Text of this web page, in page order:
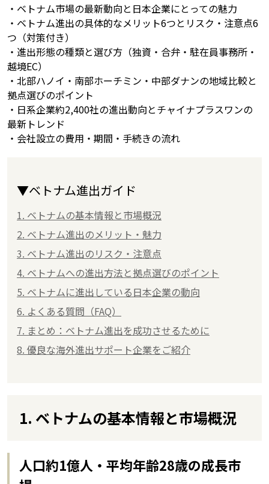
・ベトナム市場の最新動向と日本企業にとっての魅力
・ベトナム進出の具体的なメリット6つとリスク・注意点6
つ（対策付き）
・進出形態の種類と選び方（独資・合弁・駐在員事務所・
越境EC）
・北部ハノイ・南部ホーチミン・中部ダナンの地域比較と
拠点選びのポイント
・日系企業約2,400社の進出動向とチャイナプラスワンの
最新トレンド
・会社設立の費用・期間・手続きの流れ
▼ベトナム進出ガイド
1. ベトナムの基本情報と市場概況
2. ベトナム進出のメリット・魅力
3. ベトナム進出のリスク・注意点
4. ベトナムへの進出方法と拠点選びのポイント
5. ベトナムに進出している日本企業の動向
6. よくある質問（FAQ）
7. まとめ：ベトナム進出を成功させるために
8. 優良な海外進出サポート企業をご紹介
1. ベトナムの基本情報と市場概況
人口約1億人・平均年齢28歳の成長市